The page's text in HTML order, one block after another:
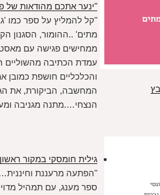
"ינער אתכם מהודאות של פייסבוק"
"קל להמליץ על ספר כמו 'גברים לבנים
מתים' ..ההומור, הסגנון הקל, המדויק,
ממחישים פגישה עם מאסטר בשיא אונו.
עמדת הכתיבה מהשוליים התרבותיים
והכלכליים חושפת כמובן את חדות
המחשבה, הביקורת, את הגרוּב
הנצחי….מתנה מגניבה ומעודדת"
גילית חומסקי במקור ראשון
"הפתעה מרעננת וחיננית…משובב נפש…
ספר מענג, עם תמהיל מדויק של אמת